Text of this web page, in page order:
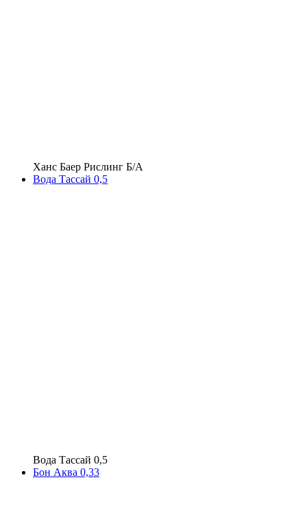
Ханс Баер Рислинг Б/А
Вода Тассай 0,5
Вода Тассай 0,5
Бон Аква 0,33